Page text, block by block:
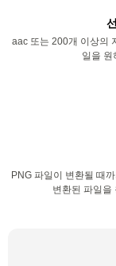
aac 또는 200개 이상의
일을 원
PNG 파일이 변환될 때
변환된 파일을